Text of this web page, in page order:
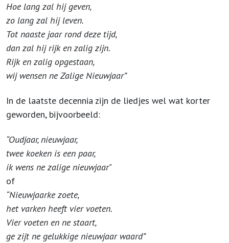
Hoe lang zal hij geven,
zo lang zal hij leven.
Tot naaste jaar rond deze tijd,
dan zal hij rijk en zalig zijn.
Rijk en zalig opgestaan,
wij wensen ne Zalige Nieuwjaar”
In de laatste decennia zijn de liedjes wel wat korter
geworden, bijvoorbeeld:
“Oudjaar, nieuwjaar,
twee koeken is een paar,
ik wens ne zalige nieuwjaar"
of
“Nieuwjaarke zoete,
het varken heeft vier voeten.
Vier voeten en ne staart,
ge zijt ne gelukkige nieuwjaar waard”